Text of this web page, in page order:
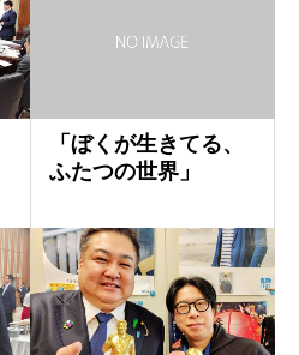
「ぼくが生きてる、
ふたつの世界」